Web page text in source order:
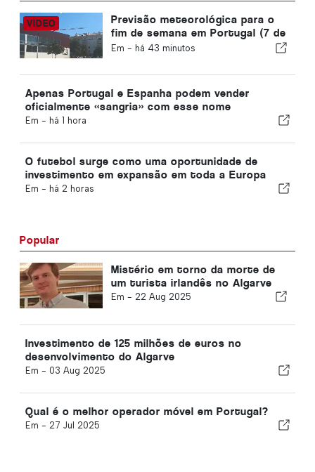
Previsão meteorológica para o
fim de semana em Portugal (7 de
agosto): O que esperar em todo
Em - há 43 minutos
Apenas Portugal e Espanha podem vender
oficialmente «sangria» com esse nome
Em - há 1 hora
O futebol surge como uma oportunidade de
investimento em expansão em toda a Europa
Em - há 2 horas
Popular
Mistério em torno da morte de
um turista irlandês no Algarve
Em - 22 Aug 2025
Investimento de 125 milhões de euros no
desenvolvimento do Algarve
Em - 03 Aug 2025
Qual é o melhor operador móvel em Portugal?
Em - 27 Jul 2025